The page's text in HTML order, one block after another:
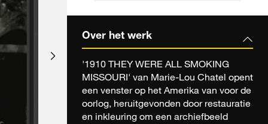
Over het werk
'1910 THEY WERE ALL SMOKING
MISSOURI' van Marie-Lou Chatel opent
een venster op het Amerika van voor de
oorlog, heruitgevonden door restauratie
en inkleuring om een archiefbeeld